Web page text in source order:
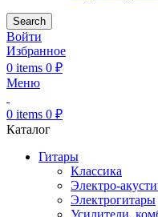
Search
Войти
Избранное
0 items 0 ₽
Меню
0 items 0 ₽
Каталог
Гитары
Классика
Электро-
Электрогитары
Усилители,